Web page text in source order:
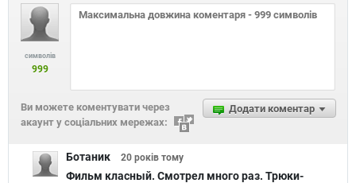
символів
999
Додати коментар
Ви можете коментувати через
акаунт у соціальних мережах:
Ботаник 20 років тому
Фильм класный. Смотрел много раз. Трюки-